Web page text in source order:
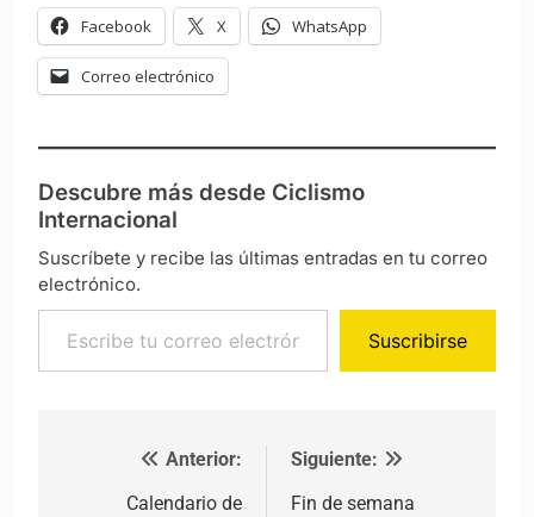
Facebook X WhatsApp
Correo electrónico
Descubre más desde Ciclismo
Internacional
Suscríbete y recibe las últimas entradas en tu correo
electrónico.
Escribe tu correo electrónico…
Suscribirse
Navegación de entradas
Anterior:
Calendario de
Siguiente:
Fin de semana